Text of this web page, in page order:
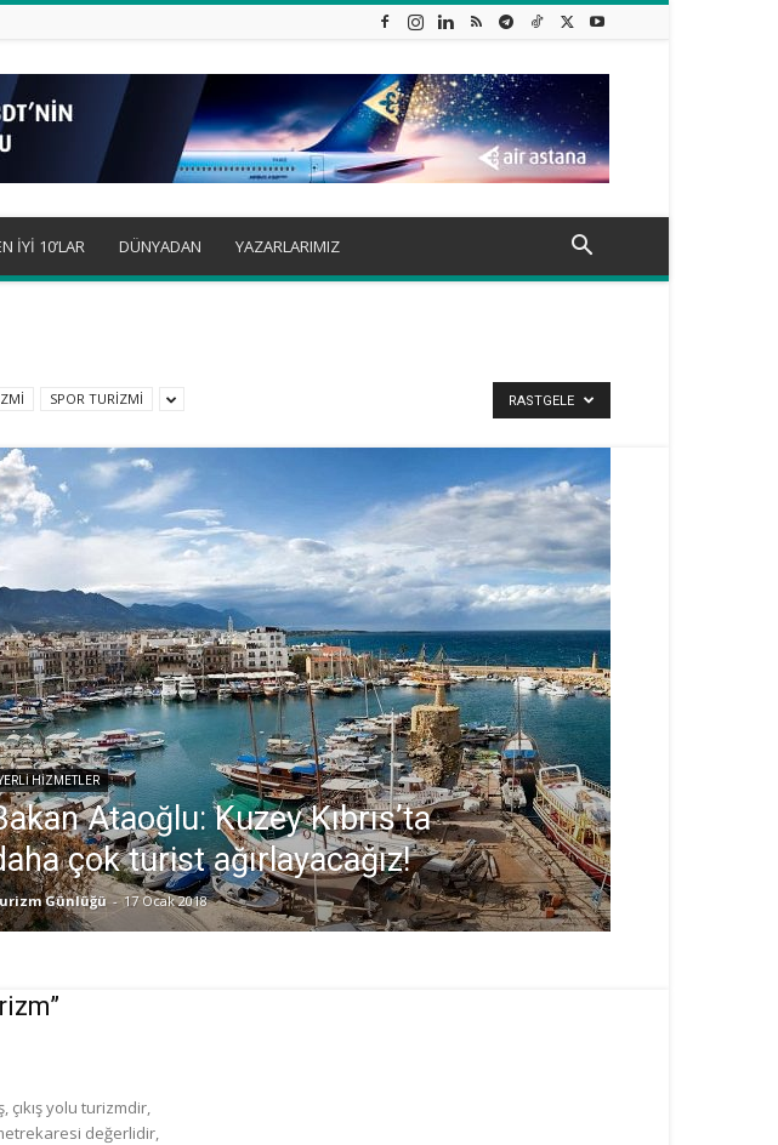
İYİ 10’LAR DÜNYADAN YAZARLARIMIZ
SPOR TURİZMİ RASTGELE
HİZMETLER
Ataoğlu: Kuzey Kıbrıs’ta
çok turist ağırlayacağız!
Günlüğü - 17 Ocak 2018
çıkış yolu turizmdir,
değerlidir,